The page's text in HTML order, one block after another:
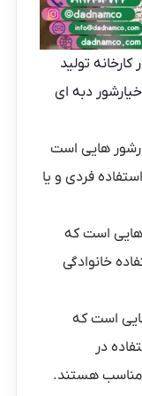
تولید
دبه ای
هایی است
استفاده فردی و یا
هایی است که
خانوادگی
است که
در
مناسب هستند.